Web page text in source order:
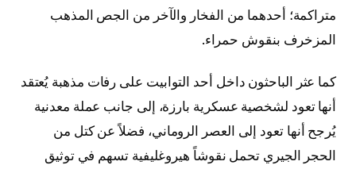
متراكمة؛ أحدهما من الفخار والآخر من الجص المذهب
المزخرف بنقوش حمراء.
كما عثر الباحثون داخل أحد التوابيت على رفات مذهبة يُعتقد
أنها تعود لشخصية عسكرية بارزة، إلى جانب عملة معدنية
يُرجح أنها تعود إلى العصر الروماني، فضلاً عن كتل من
الحجر الجيري تحمل نقوشاً هيروغليفية تسهم في توثيق